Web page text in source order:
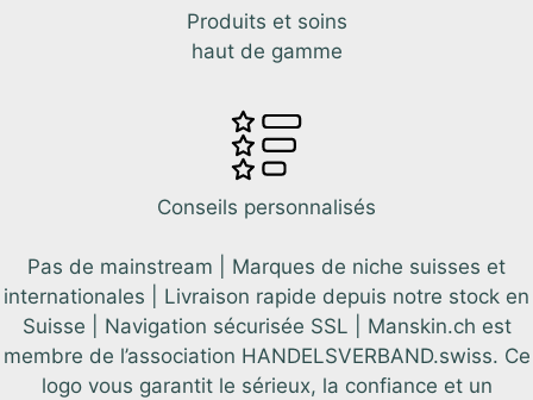
Produits et soins
haut de gamme
Conseils personnalisés
Pas de mainstream | Marques de niche suisses et
internationales | Livraison rapide depuis notre stock en
Suisse | Navigation sécurisée SSL | Manskin.ch est
membre de l’association HANDELSVERBAND.swiss. Ce
logo vous garantit le sérieux, la confiance et un